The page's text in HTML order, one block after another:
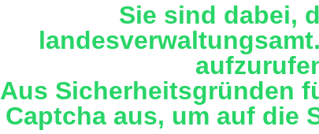
Sie sind dabei,
Aus Sicherheitsgründen
Captcha aus, um auf die